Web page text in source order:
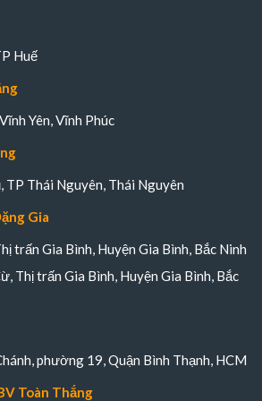
Huế
Yên, Vĩnh Phúc
TP Thái Nguyên, Thái Nguyên
Gia
trấn Gia Bình, Huyện Gia Bình, Bắc Ninh
Thị trấn Gia Bình, Huyện Gia Bình, Bắc
phường 19, Quận Bình Thạnh, HCM
Toàn Thắng